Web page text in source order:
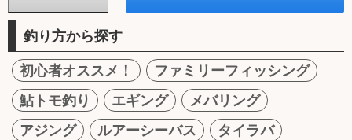
釣り方から探す
初心者オススメ！
ファミリーフィッシング
鮎トモ釣り
エギング
メバリング
アジング
ルアーシーバス
タイラバ